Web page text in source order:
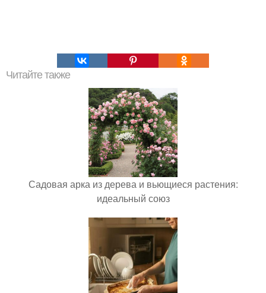
Читайте также
Садовая арка из дерева и вьющиеся растения:
идеальный союз